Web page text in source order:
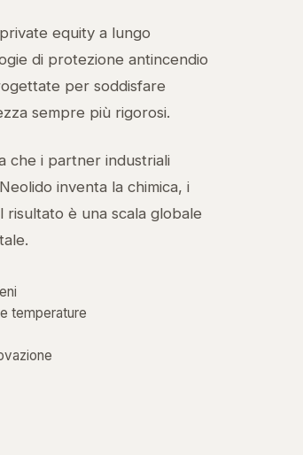
equity a lungo
di protezione antincendio
per soddisfare
sempre più rigorosi.
che i partner industriali
inventa la chimica, i
è una scala globale
temperature